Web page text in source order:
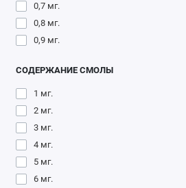
0,7 мг.
0,8 мг.
0,9 мг.
СОДЕРЖАНИЕ СМОЛЫ
1 мг.
2 мг.
3 мг.
4 мг.
5 мг.
6 мг.